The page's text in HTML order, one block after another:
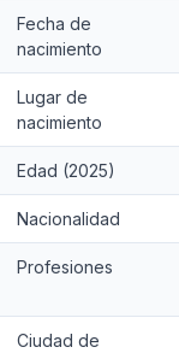
Fecha de
nacimiento
Lugar de
nacimiento
Edad (2025)
Nacionalidad
Profesiones
Ciudad de